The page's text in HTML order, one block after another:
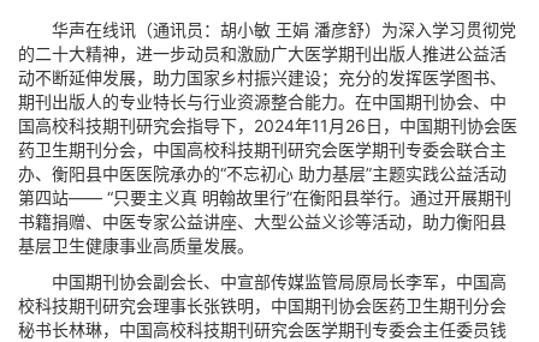
华声在线讯（通讯员：胡小敏 王娟 潘彦舒）为深入学习贯彻党
的二十大精神，进一步动员和激励广大医学期刊出版人推进公益活
动不断延伸发展，助力国家乡村振兴建设；充分的发挥医学图书、
期刊出版人的专业特长与行业资源整合能力。在中国期刊协会、中
国高校科技期刊研究会指导下，2024年11月26日，中国期刊协会医
药卫生期刊分会，中国高校科技期刊研究会医学期刊专委会联合主
办、衡阳县中医医院承办的“不忘初心 助力基层”主题实践公益活动
第四站—— “只要主义真 明翰故里行”在衡阳县举行。通过开展期刊
书籍捐赠、中医专家公益讲座、大型公益义诊等活动，助力衡阳县
基层卫生健康事业高质量发展。
中国期刊协会副会长、中宣部传媒监管局原局长李军，中国高
校科技期刊研究会理事长张铁明，中国期刊协会医药卫生期刊分会
秘书长林琳，中国高校科技期刊研究会医学期刊专委会主任委员钱